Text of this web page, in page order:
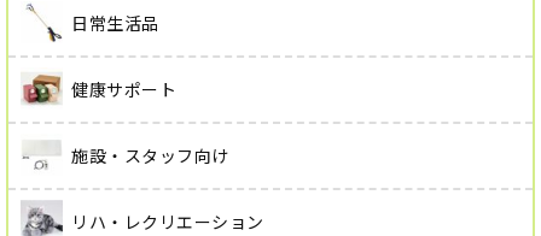
日常生活品
健康サポート
施設・スタッフ向け
リハ・レクリエーション